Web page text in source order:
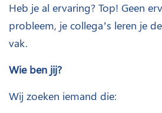
Heb je al ervaring? Top! Geen
probleem, je collega’s leren je
vak.
Wie ben jij?
Wij zoeken iemand die: